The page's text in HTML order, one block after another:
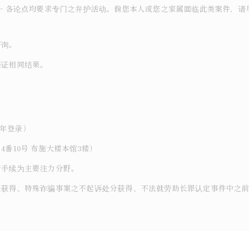
论点均要求专门之弁护活动。倘您本人或您之家属面临此类案件，
。
相同结果。
登录）
10号 布施大楼本馆3楼）
续为主要注力分野。
得、特殊诈骗事案之不起诉处分获得、不法就劳助长罪认定事件中之